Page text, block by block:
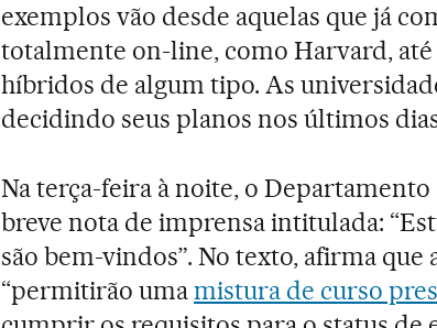
exemplos vão desde aquelas que já
totalmente on-line, como Harvard, até
híbridos de algum tipo. As
decidindo seus planos nos últimos
Na terça-feira à noite, o
breve nota de imprensa intitulada:
são bem-vindos”. No texto, afirma que
“permitirão umamistura de curso